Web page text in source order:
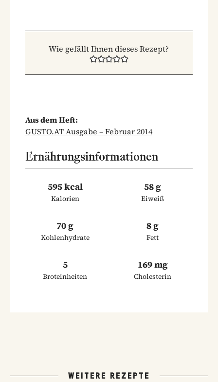
Wie gefällt Ihnen dieses Rezept?
Aus dem Heft:
GUSTO.AT Ausgabe – Februar 2014
Ernährungsinformationen
595 kcal
Kalorien
58 g
Eiweiß
70 g
Kohlenhydrate
8 g
Fett
5
Broteinheiten
169 mg
Cholesterin
WEITERE REZEPTE